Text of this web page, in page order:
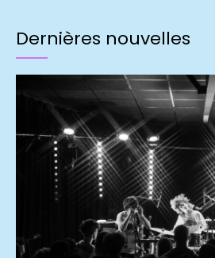
Dernières nouvelles